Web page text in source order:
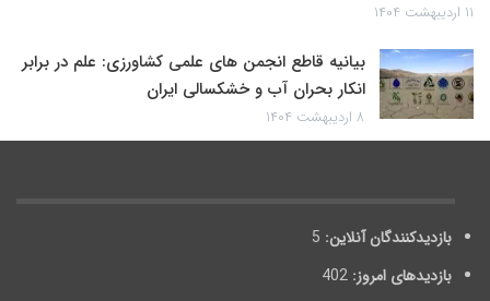
۱۱ اردیبهشت ۱۴۰۴
بیانیه قاطع انجمن های علمی کشاورزی: علم در برابر
انکار بحران آب و خشکسالی ایران
۸ اردیبهشت ۱۴۰۴
بازدیدکنندگان آنلاین: 5
بازدیدهای امروز: 402